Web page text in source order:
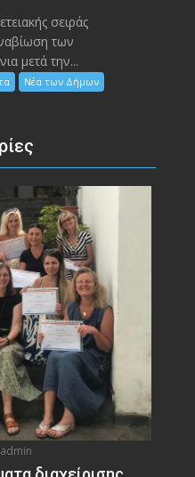
σειράς
των
μετά την...
Νέα των Δήμων